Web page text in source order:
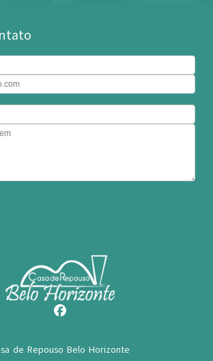
de Repouso Belo Horizonte